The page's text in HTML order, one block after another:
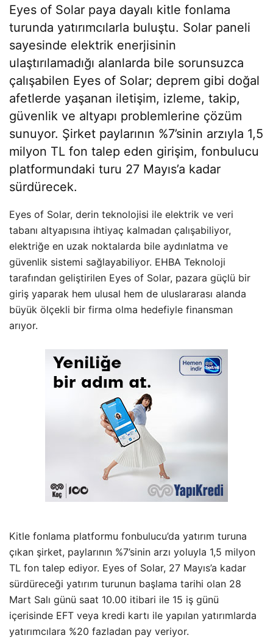
Eyes of Solar paya dayalı kitle fonlama
turunda yatırımcılarla buluştu. Solar paneli
sayesinde elektrik enerjisinin
ulaştırılamadığı alanlarda bile sorunsuzca
çalışabilen Eyes of Solar; deprem gibi doğal
afetlerde yaşanan iletişim, izleme, takip,
güvenlik ve altyapı problemlerine çözüm
sunuyor. Şirket paylarının %7’sinin arzıyla 1,5
milyon TL fon talep eden girişim, fonbulucu
platformundaki turu 27 Mayıs’a kadar
sürdürecek.
Eyes of Solar, derin teknolojisi ile elektrik ve veri
tabanı altyapısına ihtiyaç kalmadan çalışabiliyor,
elektriğe en uzak noktalarda bile aydınlatma ve
güvenlik sistemi sağlayabiliyor. EHBA Teknoloji
tarafından geliştirilen Eyes of Solar, pazara güçlü bir
giriş yaparak hem ulusal hem de uluslararası alanda
büyük ölçekli bir firma olma hedefiyle finansman
arıyor.
Kitle fonlama platformu fonbulucu’da yatırım turuna
çıkan şirket, paylarının %7’sinin arzı yoluyla 1,5 milyon
TL fon talep ediyor. Eyes of Solar, 27 Mayıs’a kadar
sürdüreceği yatırım turunun başlama tarihi olan 28
Mart Salı günü saat 10.00 itibari ile 15 iş günü
içerisinde EFT veya kredi kartı ile yapılan yatırımlarda
yatırımcılara %20 fazladan pay veriyor.